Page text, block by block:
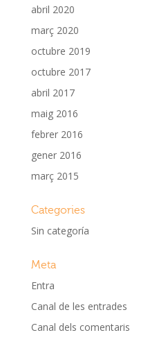
abril 2020
març 2020
octubre 2019
octubre 2017
abril 2017
maig 2016
febrer 2016
gener 2016
març 2015
Categories
Sin categoría
Meta
Entra
Canal de les entrades
Canal dels comentaris